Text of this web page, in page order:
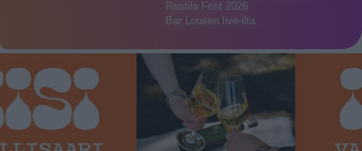
Rastila Fest 2026
Bar Loosen live-ilta